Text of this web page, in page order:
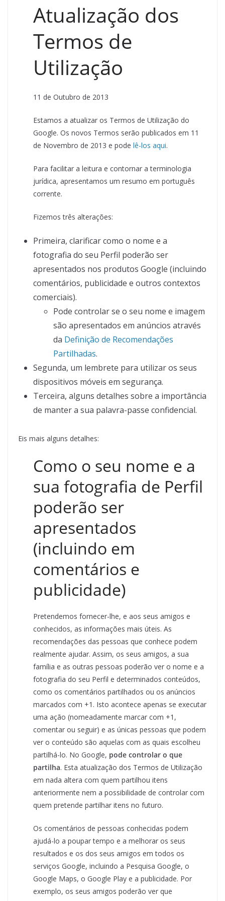
Atualização dos
Termos de
Utilização
11 de Outubro de 2013
Estamos a atualizar os Termos de Utilização do
Google. Os novos Termos serão publicados em 11
de Novembro de 2013 e pode lê-los aqui.
Para facilitar a leitura e contornar a terminologia
jurídica, apresentamos um resumo em português
corrente.
Fizemos três alterações:
Primeira, clarificar como o nome e a
fotografia do seu Perfil poderão ser
apresentados nos produtos Google (incluindo
comentários, publicidade e outros contextos
comerciais).
Pode controlar se o seu nome e imagem
são apresentados em anúncios através
da Definição de Recomendações
Partilhadas.
Segunda, um lembrete para utilizar os seus
dispositivos móveis em segurança.
Terceira, alguns detalhes sobre a importância
de manter a sua palavra-passe confidencial.
Eis mais alguns detalhes:
Como o seu nome e a
sua fotografia de Perfil
poderão ser
apresentados
(incluindo em
comentários e
publicidade)
Pretendemos fornecer-lhe, e aos seus amigos e
conhecidos, as informações mais úteis. As
recomendações das pessoas que conhece podem
realmente ajudar. Assim, os seus amigos, a sua
família e as outras pessoas poderão ver o nome e a
fotografia do seu Perfil e determinados conteúdos,
como os comentários partilhados ou os anúncios
marcados com +1. Isto acontece apenas se executar
uma ação (nomeadamente marcar com +1,
comentar ou seguir) e as únicas pessoas que podem
ver o conteúdo são aquelas com as quais escolheu
partilhá-lo. No Google, pode controlar o que
partilha. Esta atualização dos Termos de Utilização
em nada altera com quem partilhou itens
anteriormente nem a possibilidade de controlar com
quem pretende partilhar itens no futuro.
Os comentários de pessoas conhecidas podem
ajudá-lo a poupar tempo e a melhorar os seus
resultados e os dos seus amigos em todos os
serviços Google, incluindo a Pesquisa Google, o
Google Maps, o Google Play e a publicidade. Por
exemplo, os seus amigos poderão ver que